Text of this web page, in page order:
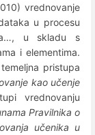
vrednovanje
u procesu
u skladu s
i elementima.
pristupa
kao učenje
vrednovanju
Pravilnika o
učenika u